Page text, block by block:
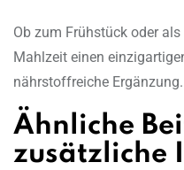
Ob zum Frühstück oder
Mahlzeit einen
nährstoffreiche Ergänzung.
Ähnliche
zusätzliche